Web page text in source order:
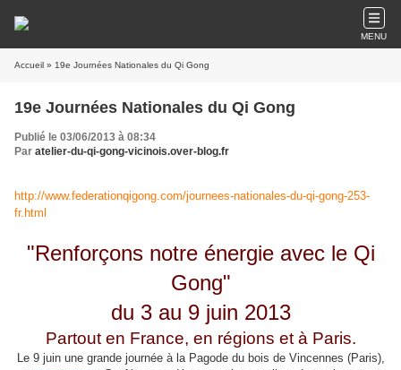
MENU
Accueil » 19e Journées Nationales du Qi Gong
19e Journées Nationales du Qi Gong
Publié le 03/06/2013 à 08:34
Par atelier-du-qi-gong-vicinois.over-blog.fr
http://www.federationqigong.com/journees-nationales-du-qi-gong-253-
fr.html
"Renforçons notre énergie avec le Qi
Gong"
du 3 au 9 juin 2013
Partout en France, en régions et à Paris.
Le 9 juin une grande journée à la Pagode du bois de Vincennes (Paris),